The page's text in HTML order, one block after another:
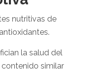
nutritivas de
la salud del
similar